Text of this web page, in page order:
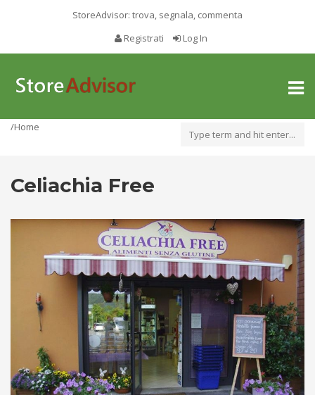
StoreAdvisor: trova, segnala, commenta
Registrati
Log In
Toggle
/Home
Celiachia Free